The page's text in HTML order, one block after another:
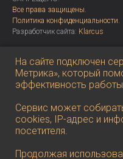
Все права защищены.
Политика конфиденциальности.
Разработчик сайта: Klarcus
Контакты
«Позолотить» на развитие сайта
Email: z00mag.info@yandex.ru
На сайте подключен
Метрика», который
эффективность
Сервис может
cookies, IP-адрес и
посетителя.
Продолжая